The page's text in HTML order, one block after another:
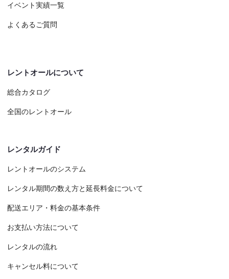
イベント実績一覧
よくあるご質問
レントオールについて
総合カタログ
全国のレントオール
レンタルガイド
レントオールのシステム
レンタル期間の数え方と延長料金について
配送エリア・料金の基本条件
お支払い方法について
レンタルの流れ
キャンセル料について